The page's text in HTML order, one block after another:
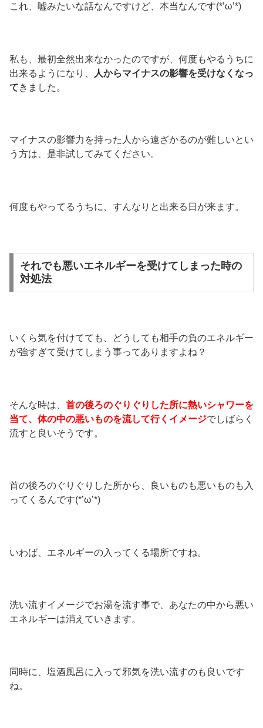
これ、嘘みたいな話なんですけど、本当なんです(*’ω’*)
私も、最初全然出来なかったのですが、何度もやるうちに
出来るようになり、
人からマイナスの影響を受けなくなっ
てきました。
マイナスの影響力を持った人から遠ざかるのが難しいとい
う方は、是非試してみてください。
何度もやってるうちに、すんなりと出来る日が来ます。
それでも悪いエネルギーを受けてしまった時の
対処法
いくら気を付けてても、どうしても相手の負のエネルギー
が強すぎて受けてしまう事ってありますよね？
そんな時は、 首の後ろのぐりぐりした所に熱いシャワーを
当て、体の中の悪いものを流して行くイメージでしばらく
流すと良いそうです。
首の後ろのぐりぐりした所から、良いものも悪いものも入
ってくるんです(*’ω’*)
いわば、エネルギーの入ってくる場所ですね。
洗い流すイメージでお湯を流す事で、あなたの中から悪い
エネルギーは消えていきます。
同時に、塩酒風呂に入って邪気を洗い流すのも良いです
ね。